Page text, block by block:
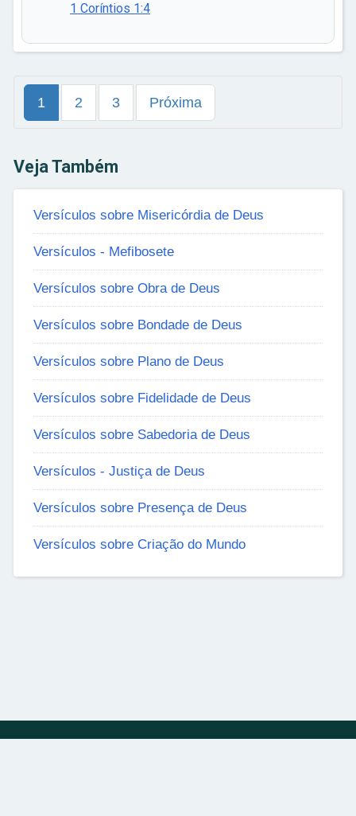
1 Coríntios 1:4
1 2 3 Próxima
Veja Também
Versículos sobre Misericórdia de Deus
Versículos - Mefibosete
Versículos sobre Obra de Deus
Versículos sobre Bondade de Deus
Versículos sobre Plano de Deus
Versículos sobre Fidelidade de Deus
Versículos sobre Sabedoria de Deus
Versículos - Justiça de Deus
Versículos sobre Presença de Deus
Versículos sobre Criação do Mundo